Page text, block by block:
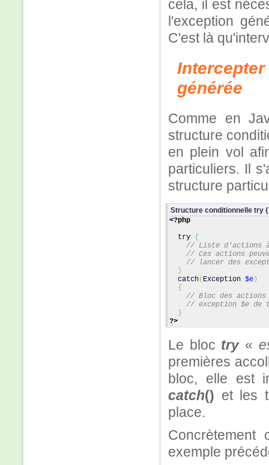
cela, il est
l'exception
C'est là
générée
Comme en
structure
en plein vol
particuliers. Il
structure
Structure conditionnelle try
<?php
  try
{
// Liste d'actions
// Ces actions
// lancer des
}
  catch
( Exception $e )
{
// Bloc des actions
// exception $e de
}
?>
Le bloc try «
premières
bloc, elle est
catch() et les
place.
exemple